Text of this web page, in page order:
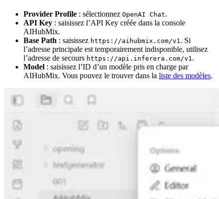
Provider Profile : sélectionnez OpenAI Chat.
API Key : saisissez l’API Key créée dans la console
AIHubMix.
Base Path : saisissez https://aihubmix.com/v1 . Si
l’adresse principale est temporairement indisponible, utilisez
l’adresse de secours https://api.inferera.com/v1 .
Model : saisissez l’ID d’un modèle pris en charge par
AIHubMix. Vous pouvez le trouver dans la liste des modèles.